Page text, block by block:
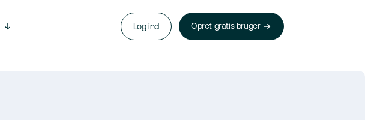
Log ind Opret gratis bruger